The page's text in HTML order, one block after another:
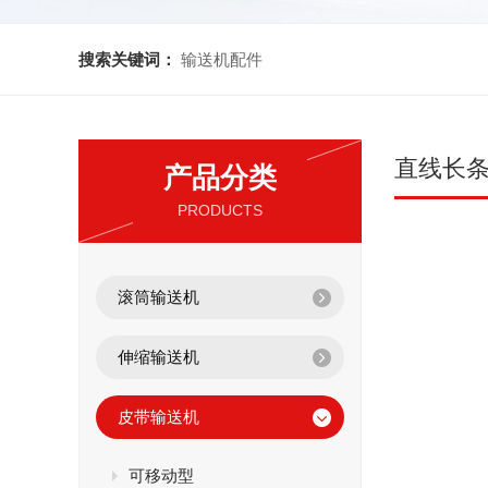
搜索关键词： 输送机配件
产品分类
PRODUCTS
滚筒输送机
伸缩输送机
皮带输送机
可移动型
直线长